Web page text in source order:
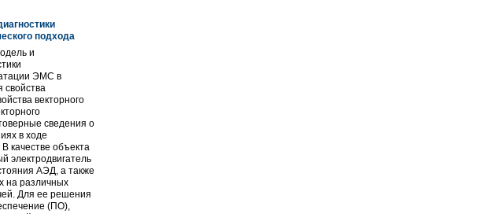
подхода
и
ЭМС в
свойства
векторного
сведения о
в ходе
качестве объекта
электродвигатель
АЭД, а также
на различных
Для ее решения
(ПО),